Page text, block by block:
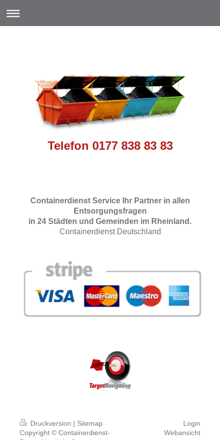
Telefon 0177 838 83 83
Containerdienst Service Ihr Partner in allen
Entsorgungsfragen
in 24 Städten und Gemeinden im Rheinland.
Containerdienst Deutschland
Druckversion | Sitemap
Copyright © Containerdienst-
Login
Webansicht